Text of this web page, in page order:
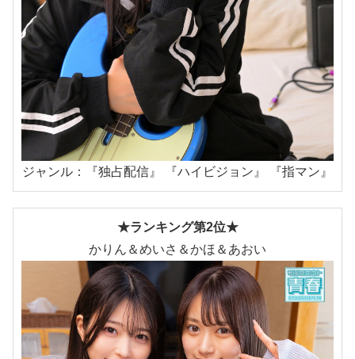
ジャンル：『独占配信』 『ハイビジョン』 『指マン』
★ランキング第2位★
かりん＆めいさ＆かほ＆あおい